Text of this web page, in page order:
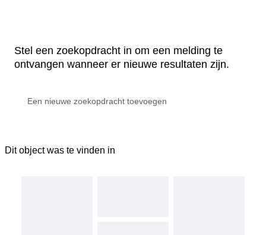
Stel een zoekopdracht in om een melding te
ontvangen wanneer er nieuwe resultaten zijn.
Dit object was te vinden in